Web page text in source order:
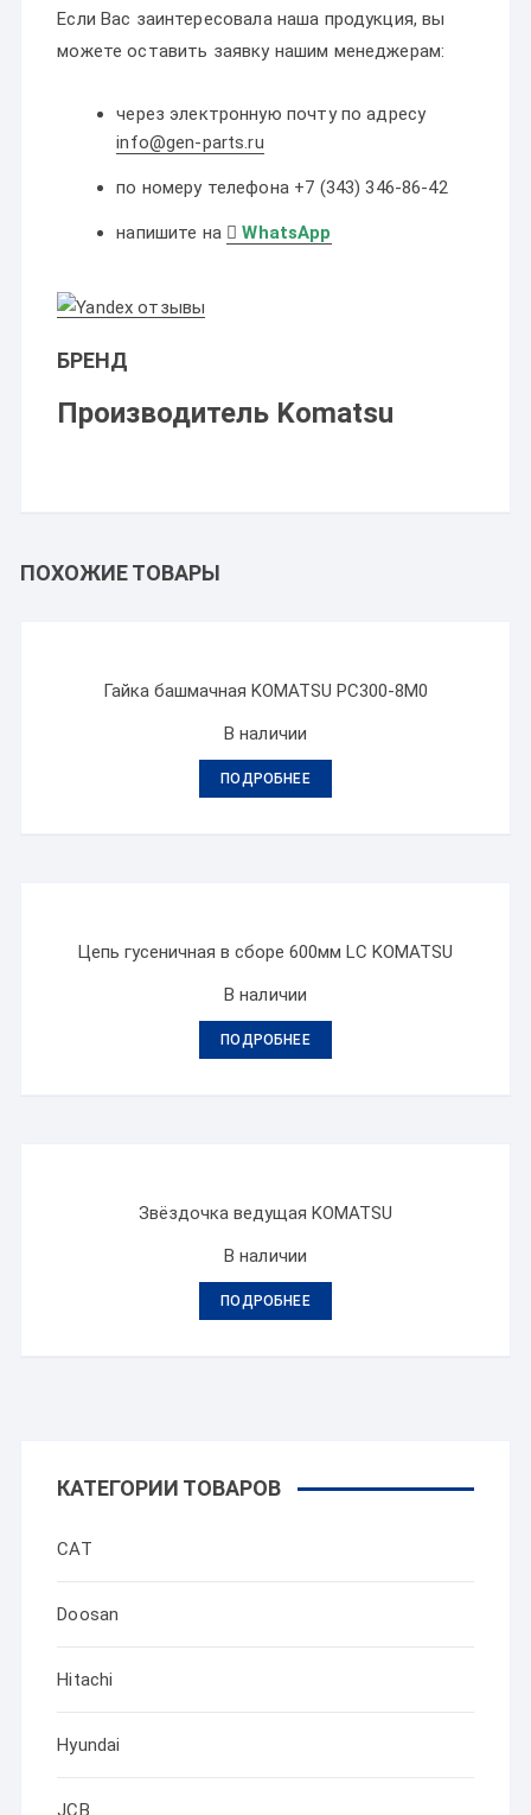
Если Вас заинтересовала наша продукция, вы
можете оставить заявку нашим менеджерам:
через электронную почту по адресу
info@gen-parts.ru
по номеру телефона +7 (343) 346-86-42
напишите на WhatsApp
БРЕНД
Производитель Komatsu
ПОХОЖИЕ ТОВАРЫ
Гайка башмачная KOMATSU PC300-8M0
В наличии
ПОДРОБНЕЕ
Цепь гусеничная в сборе 600мм LC KOMATSU
В наличии
ПОДРОБНЕЕ
Звёздочка ведущая KOMATSU
В наличии
ПОДРОБНЕЕ
КАТЕГОРИИ ТОВАРОВ
CAT
Doosan
Hitachi
Hyundai
JCB